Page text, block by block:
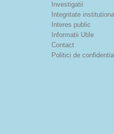
Investigatii
Integritate
Interes public
Informatii Utile
Contact
Politici de